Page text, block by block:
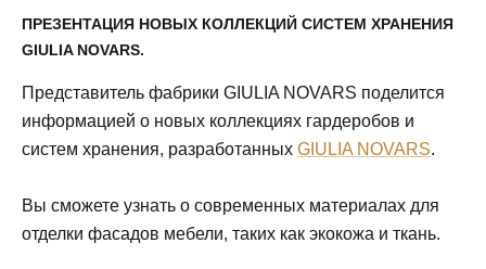
ПРЕЗЕНТАЦИЯ НОВЫХ КОЛЛЕКЦИЙ СИСТЕМ ХРАНЕНИЯ
GIULIA NOVARS.
Представитель фабрики GIULIA NOVARS поделится
информацией о новых коллекциях гардеробов и
систем хранения, разработанных GIULIA NOVARS.
Вы сможете узнать о современных материалах для
отделки фасадов мебели, таких как экокожа и ткань.